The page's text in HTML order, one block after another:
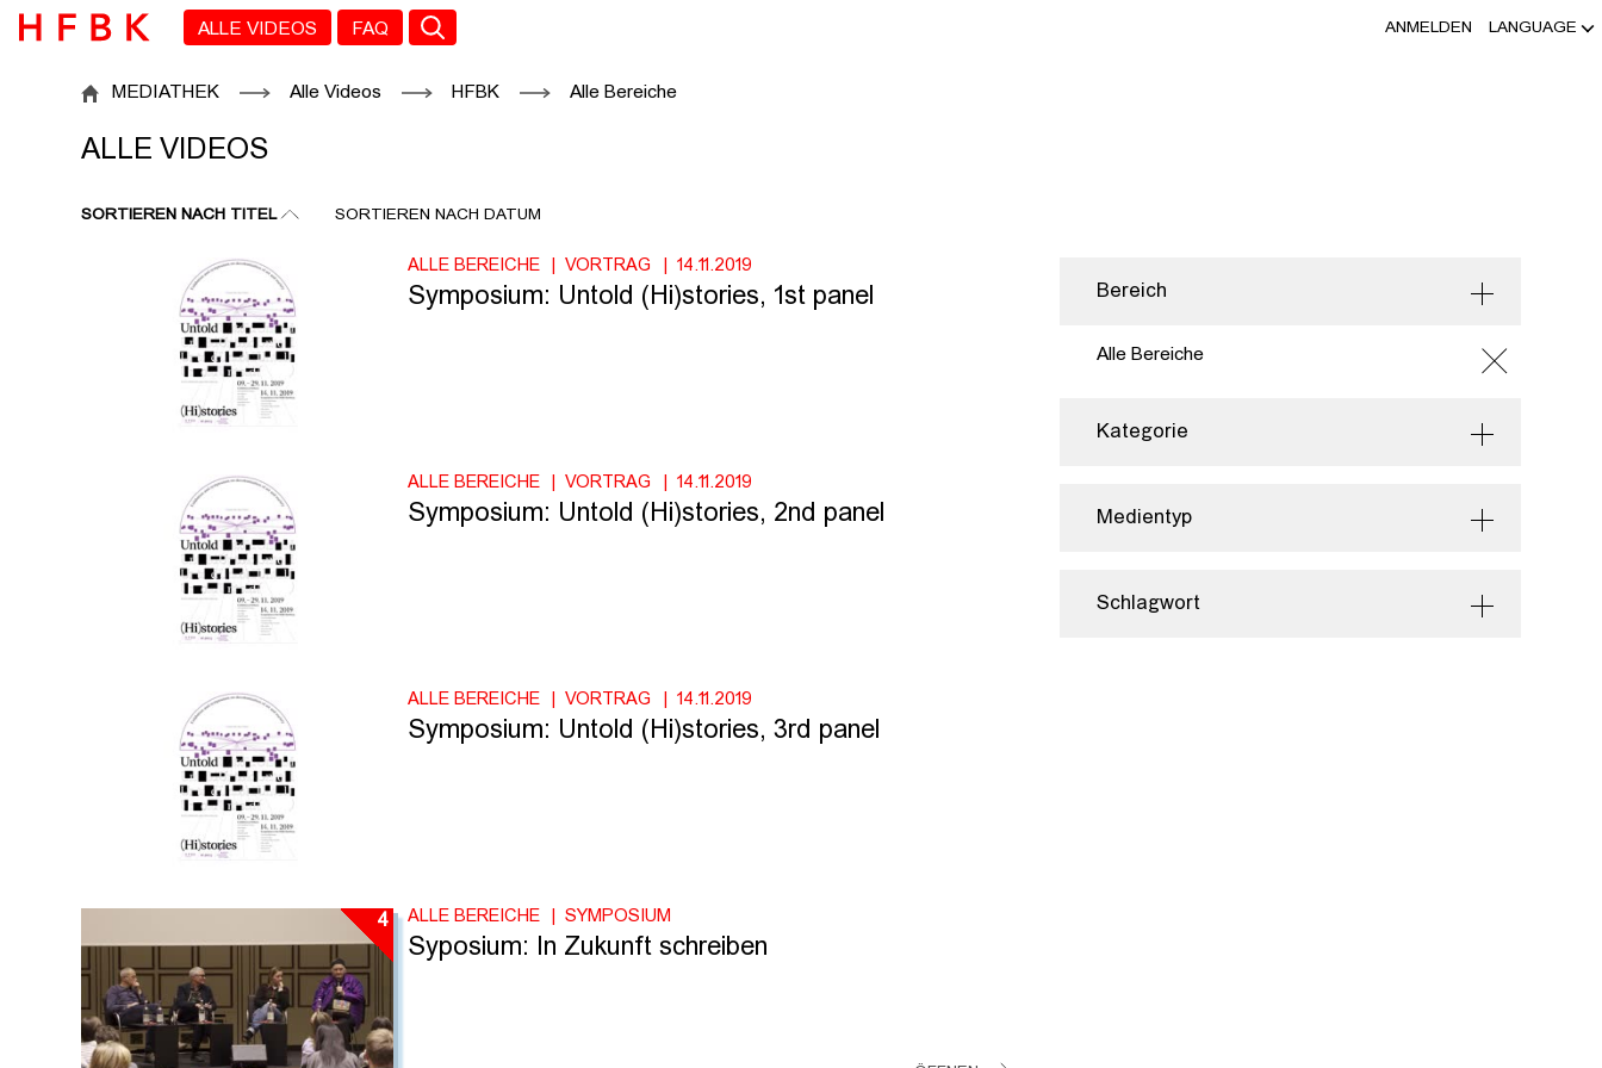
Zu den Filtern
Zur Metanavigation
Zur Hauptnavigation
Zur Suche
Zum Inhalt
Zum Seitenfuss ANMELDEN LANGUAGE
ALLE VIDEOS FAQ
ALLE VIDEOS
MEDIATHEK Alle Videos HFBK Alle Bereiche
ALLE VIDEOS
SORTIEREN NACH TITEL SORTIEREN NACH DATUM
Bereich
Alle Bereiche
Kategorie
Medientyp
Schlagwort
ALLE BEREICHE VORTRAG 14.11.2019
Symposium: Untold (Hi)stories, 1st panel
ALLE BEREICHE VORTRAG 14.11.2019
Symposium: Untold (Hi)stories, 2nd panel
ALLE BEREICHE VORTRAG 14.11.2019
Symposium: Untold (Hi)stories, 3rd panel
4 ALLE BEREICHE SYMPOSIUM
Syposium: In Zukunft schreiben